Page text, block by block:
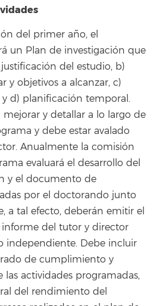
del primer año, el
un Plan de investigación que
del estudio, b)
y objetivos a alcanzar, c)
y d) planificación temporal.
y detallar a lo largo de
y debe estar avalado
Anualmente la comisión
evaluará el desarrollo del
y el documento de
por el doctorando junto
a tal efecto, deberán emitir el
del tutor y director
independiente. Debe incluir
de cumplimiento y
actividades programadas,
del rendimiento del